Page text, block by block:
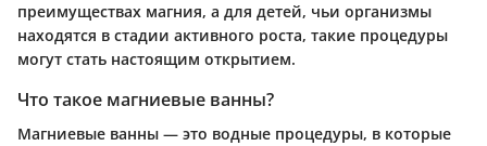
преимуществах магния, а для детей, чьи организмы
находятся в стадии активного роста, такие процедуры
могут стать настоящим открытием.
Что такое магниевые ванны?
Магниевые ванны — это водные процедуры, в которые